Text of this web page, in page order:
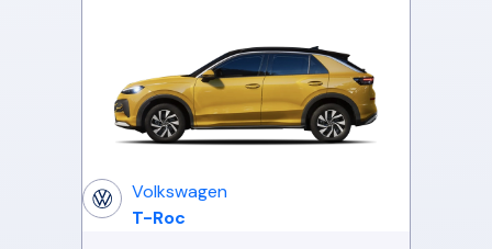
Volkswagen
T-Roc